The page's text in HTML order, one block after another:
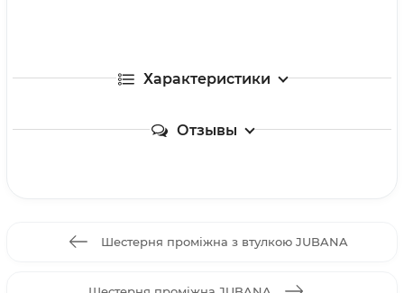
Характеристики
Отзывы
Шестерня проміжна з втулкою JUBANA